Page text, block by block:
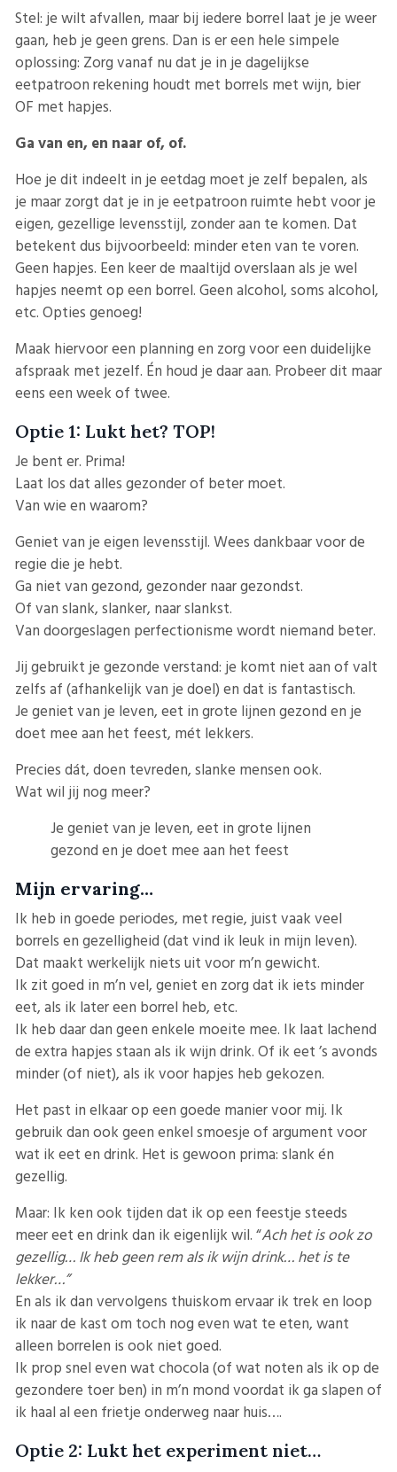
Stel: je wilt afvallen, maar bij iedere borrel laat je je weer
gaan, heb je geen grens. Dan is er een hele simpele
oplossing: Zorg vanaf nu dat je in je dagelijkse
eetpatroon rekening houdt met borrels met wijn, bier
OF met hapjes.
Ga van en, en naar of, of.
Hoe je dit indeelt in je eetdag moet je zelf bepalen, als
je maar zorgt dat je in je eetpatroon ruimte hebt voor je
eigen, gezellige levensstijl, zonder aan te komen. Dat
betekent dus bijvoorbeeld: minder eten van te voren.
Geen hapjes. Een keer de maaltijd overslaan als je wel
hapjes neemt op een borrel. Geen alcohol, soms alcohol,
etc. Opties genoeg!
Maak hiervoor een planning en zorg voor een duidelijke
afspraak met jezelf. Én houd je daar aan. Probeer dit maar
eens een week of twee.
Optie 1: Lukt het? TOP!
Je bent er. Prima!
Laat los dat alles gezonder of beter moet.
Van wie en waarom?
Geniet van je eigen levensstijl. Wees dankbaar voor de
regie die je hebt.
Ga niet van gezond, gezonder naar gezondst.
Of van slank, slanker, naar slankst.
Van doorgeslagen perfectionisme wordt niemand beter.
Jij gebruikt je gezonde verstand: je komt niet aan of valt
zelfs af (afhankelijk van je doel) en dat is fantastisch.
Je geniet van je leven, eet in grote lijnen gezond en je
doet mee aan het feest, mét lekkers.
Precies dát, doen tevreden, slanke mensen ook.
Wat wil jij nog meer?
Je geniet van je leven, eet in grote lijnen
gezond en je doet mee aan het feest
Mijn ervaring…
Ik heb in goede periodes, met regie, juist vaak veel
borrels en gezelligheid (dat vind ik leuk in mijn leven).
Dat maakt werkelijk niets uit voor m’n gewicht.
Ik zit goed in m’n vel, geniet en zorg dat ik iets minder
eet, als ik later een borrel heb, etc.
Ik heb daar dan geen enkele moeite mee. Ik laat lachend
de extra hapjes staan als ik wijn drink. Of ik eet ’s avonds
minder (of niet), als ik voor hapjes heb gekozen.
Het past in elkaar op een goede manier voor mij. Ik
gebruik dan ook geen enkel smoesje of argument voor
wat ik eet en drink. Het is gewoon prima: slank én
gezellig.
Maar: Ik ken ook tijden dat ik op een feestje steeds
meer eet en drink dan ik eigenlijk wil. “Ach het is ook zo
gezellig… Ik heb geen rem als ik wijn drink… het is te
lekker…”
En als ik dan vervolgens thuiskom ervaar ik trek en loop
ik naar de kast om toch nog even wat te eten, want
alleen borrelen is ook niet goed.
Ik prop snel even wat chocola (of wat noten als ik op de
gezondere toer ben) in m’n mond voordat ik ga slapen of
ik haal al een frietje onderweg naar huis….
Optie 2: Lukt het experiment niet…